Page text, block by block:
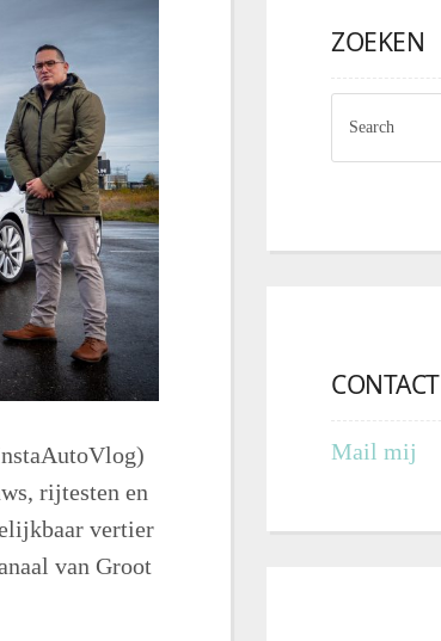
rijtesten en
vertier
van Groot
ZOEKEN
CONTACT
Mail mij